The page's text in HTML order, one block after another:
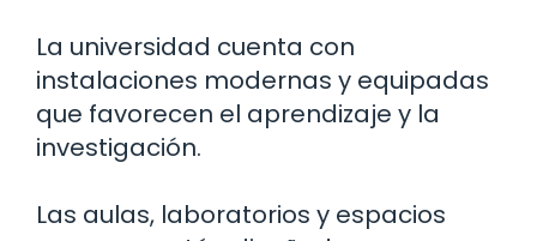
La universidad cuenta con
instalaciones modernas y equipadas
que favorecen el aprendizaje y la
investigación.
Las aulas, laboratorios y espacios